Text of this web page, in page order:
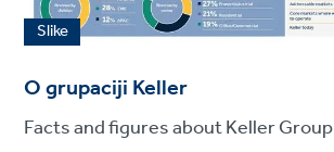
Slike
O grupaciji Keller
Facts and figures about Keller Group